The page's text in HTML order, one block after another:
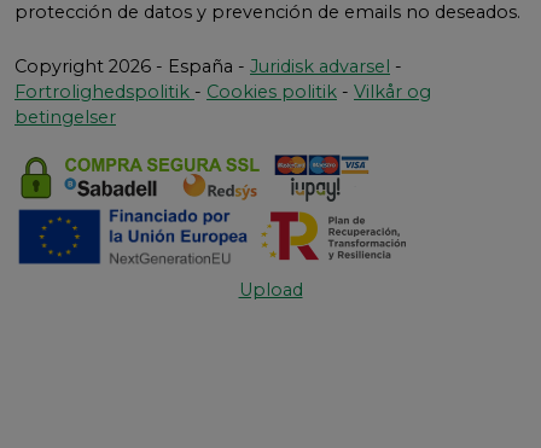
protección de datos y prevención de emails no deseados.
Copyright 2026 - España - Juridisk advarsel -
Fortrolighedspolitik - Cookies politik - Vilkår og
betingelser
Upload